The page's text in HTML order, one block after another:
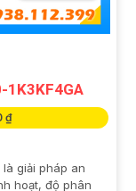
1K3KF4GA
₫
là giải pháp an
hoạt, độ phân